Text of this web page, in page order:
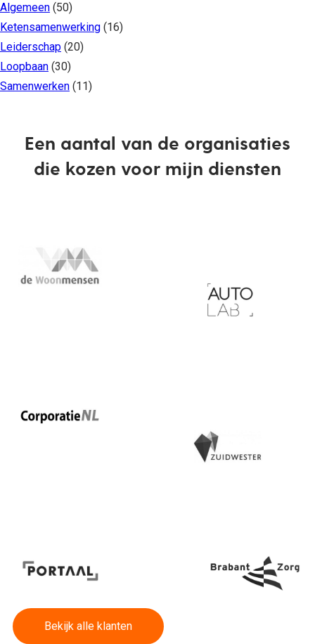
Algemeen (50)
Ketensamenwerking (16)
Leiderschap (20)
Loopbaan (30)
Samenwerken (11)
Een aantal van de organisaties
die kozen voor mijn diensten
Bekijk alle klanten